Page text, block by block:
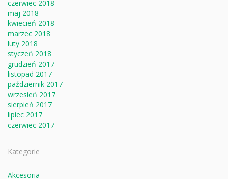
czerwiec 2018
maj 2018
kwiecień 2018
marzec 2018
luty 2018
styczeń 2018
grudzień 2017
listopad 2017
październik 2017
wrzesień 2017
sierpień 2017
lipiec 2017
czerwiec 2017
Kategorie
Akcesoria